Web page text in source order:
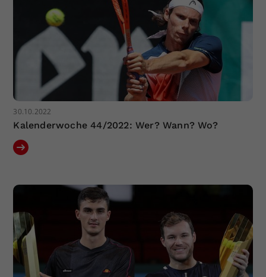
30.10.2022
Kalenderwoche 44/2022: Wer? Wann? Wo?